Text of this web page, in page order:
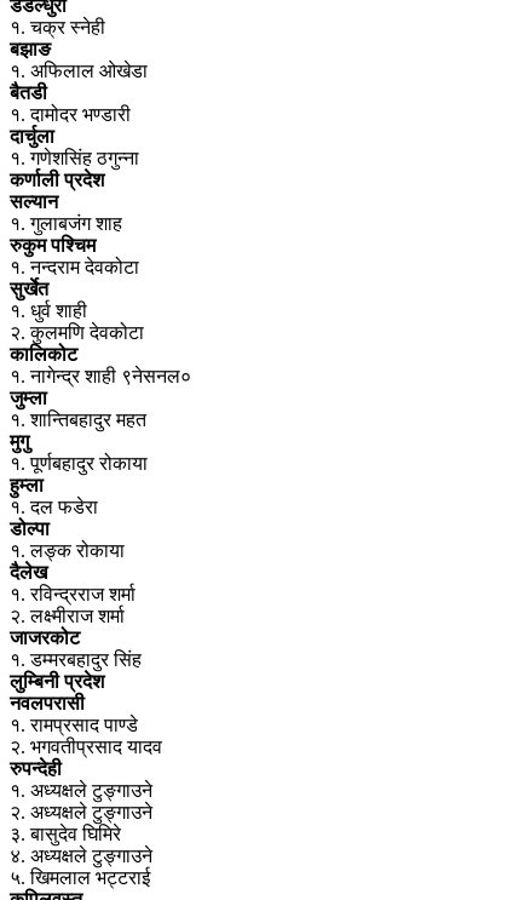
डडेल्धुरा
१. चक्र स्नेही
बझाङ
१. अफिलाल ओखेडा
बैतडी
१. दामोदर भण्डारी
दार्चुला
१. गणेशसिंह ठगुन्ना
कर्णाली प्रदेश
सल्यान
१. गुलाबजंग शाह
रुकुम पश्चिम
१. नन्दराम देवकोटा
सुर्खेत
१. धुर्व शाही
२. कुलमणि देवकोटा
कालिकोट
१. नागेन्द्र शाही ९नेसनल०
जुम्ला
१. शान्तिबहादुर महत
मुगु
१. पूर्णबहादुर रोकाया
हुम्ला
१. दल फडेरा
डोल्पा
१. लङ्क रोकाया
दैलेख
१. रविन्द्रराज शर्मा
२. लक्ष्मीराज शर्मा
जाजरकोट
१. डम्मरबहादुर सिंह
लुम्बिनी प्रदेश
नवलपरासी
१. रामप्रसाद पाण्डे
२. भगवतीप्रसाद यादव
रुपन्देही
१. अध्यक्षले टुङ्गाउने
२. अध्यक्षले टुङ्गाउने
३. बासुदेव घिमिरे
४. अध्यक्षले टुङ्गाउने
५. खिमलाल भट्टराई